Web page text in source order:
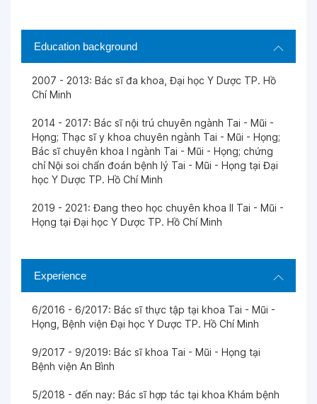
Education background
2007 - 2013: Bác sĩ đa khoa, Đại học Y Dược TP. Hồ
Chí Minh
2014 - 2017: Bác sĩ nội trú chuyên ngành Tai - Mũi -
Họng; Thạc sĩ y khoa chuyên ngành Tai - Mũi - Họng;
Bác sĩ chuyên khoa I ngành Tai - Mũi - Họng; chứng
chỉ Nội soi chẩn đoán bệnh lý Tai - Mũi - Họng tại Đại
học Y Dược TP. Hồ Chí Minh
2019 - 2021: Đang theo học chuyên khoa II Tai - Mũi -
Họng tại Đại học Y Dược TP. Hồ Chí Minh
Experience
6/2016 - 6/2017: Bác sĩ thực tập tại khoa Tai - Mũi -
Họng, Bệnh viện Đại học Y Dược TP. Hồ Chí Minh
9/2017 - 9/2019: Bác sĩ khoa Tai - Mũi - Họng tại
Bệnh viện An Bình
5/2018 - đến nay: Bác sĩ hợp tác tại khoa Khám bệnh